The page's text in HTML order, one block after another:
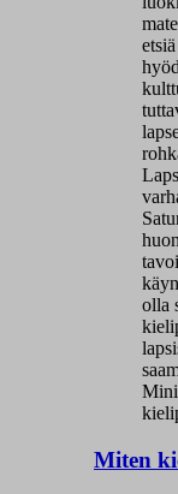
olla
Miten